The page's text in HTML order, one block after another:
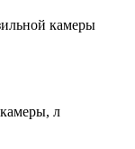
камеры
л